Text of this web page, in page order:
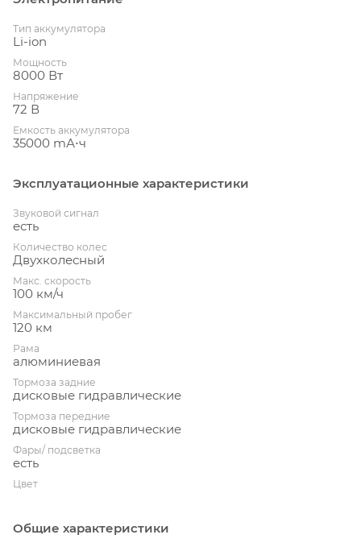
Тип аккумулятора
Li-ion
Мощность
8000 Вт
Напряжение
72 В
Емкость аккумулятора
35000 mА⋅ч
Эксплуатационные характеристики
Звуковой сигнал
есть
Количество колес
Двухколесный
Макс. скорость
100 км/ч
Максимальный пробег
120 км
Рама
алюминиевая
Тормоза задние
дисковые гидравлические
Тормоза передние
дисковые гидравлические
Фары/ подсветка
есть
Цвет
Общие характеристики